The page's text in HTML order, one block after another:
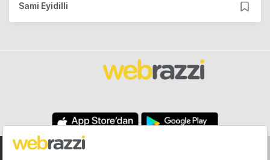
Sami Eyidilli